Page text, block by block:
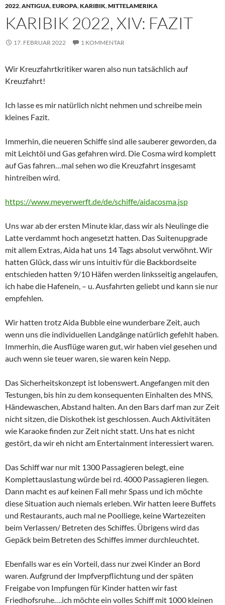
2022,ANTIGUA,EUROPA,KARIBIK,MITTELAMERIKA
KARIBIK 2022, XIV: FAZIT
17. FEBRUAR 2022 1 KOMMENTAR
Wir Kreuzfahrtkritiker waren also nun tatsächlich auf
Kreuzfahrt!
Ich lasse es mir natürlich nicht nehmen und schreibe mein
kleines Fazit.
Immerhin, die neueren Schiffe sind alle sauberer geworden, da
mit Leichtöl und Gas gefahren wird. Die Cosma wird komplett
auf Gas fahren…mal sehen wo die Kreuzfahrt insgesamt
hintreiben wird.
https://www.meyerwerft.de/de/schiffe/aidacosma.jsp
Uns war ab der ersten Minute klar, dass wir als Neulinge die
Latte verdammt hoch angesetzt hatten. Das Suitenupgrade
mit allem Extras, Aida hat uns 14 Tags absolut verwöhnt. Wir
hatten Glück, dass wir uns intuitiv für die Backbordseite
entschieden hatten 9/10 Häfen werden linksseitig angelaufen,
ich habe die Hafenein, – u. Ausfahrten geliebt und kann sie nur
empfehlen.
Wir hatten trotz Aida Bubble eine wunderbare Zeit, auch
wenn uns die individuellen Landgänge natürlich gefehlt haben.
Immerhin, die Ausflüge waren gut, wir haben viel gesehen und
auch wenn sie teuer waren, sie waren kein Nepp.
Das Sicherheitskonzept ist lobenswert. Angefangen mit den
Testungen, bis hin zu dem konsequenten Einhalten des MNS,
Händewaschen, Abstand halten. An den Bars darf man zur Zeit
nicht sitzen, die Diskothek ist geschlossen. Auch Aktivitäten
wie Karaoke finden zur Zeit nicht statt. Uns hat es nicht
gestört, da wir eh nicht am Entertainment interessiert waren.
Das Schiff war nur mit 1300 Passagieren belegt, eine
Komplettauslastung würde bei rd. 4000 Passagieren liegen.
Dann macht es auf keinen Fall mehr Spass und ich möchte
diese Situation auch niemals erleben. Wir hatten leere Buffets
und Restaurants, auch mal ne Poolliege, keine Wartezeiten
beim Verlassen/ Betreten des Schiffes. Übrigens wird das
Gepäck beim Betreten des Schiffes immer durchleuchtet.
Ebenfalls war es ein Vorteil, dass nur zwei Kinder an Bord
waren. Aufgrund der Impfverpflichtung und der späten
Freigabe von Impfungen für Kinder hatten wir fast
Friedhofsruhe….ich möchte ein volles Schiff mit 1000 kleinen